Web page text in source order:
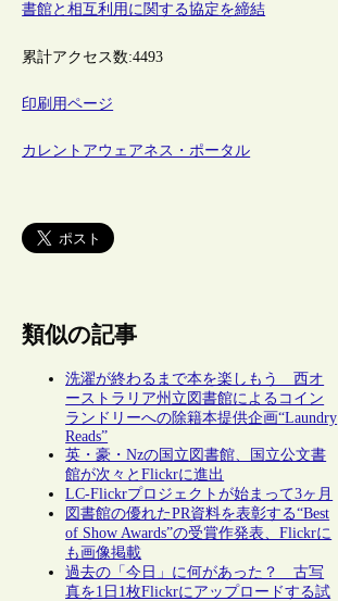
書館と相互利用に関する協定を締結
累計アクセス数:4493
印刷用ページ
カレントアウェアネス・ポータル
類似の記事
洗濯が終わるまで本を楽しもう 西オ
ーストラリア州立図書館によるコイン
ランドリーへの除籍本提供企画“Laundry
Reads”
英・豪・Nzの国立図書館、国立公文書
館が次々とFlickrに進出
LC-Flickrプロジェクトが始まって3ヶ月
図書館の優れたPR資料を表彰する“Best
of Show Awards”の受賞作発表、Flickrに
も画像掲載
過去の「今日」に何があった？ 古写
真を1日1枚Flickrにアップロードする試